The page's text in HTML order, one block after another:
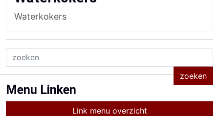
Waterkokers
Menu Linken
Link menu overzicht